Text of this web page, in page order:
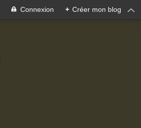
Connexion + Créer mon blog